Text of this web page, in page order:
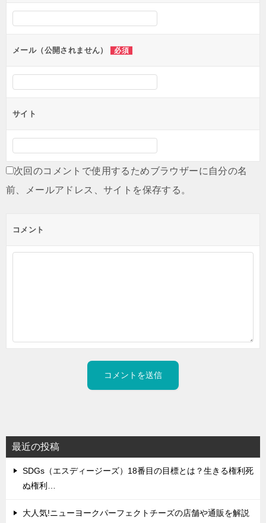
シ
ンメール（公開されません） 必須
サイト
次回のコメントで使用するためブラウザーに自分の名
前、メールアドレス、サイトを保存する。
コメント
最近の投稿
SDGs（エスディージーズ）18番目の目標とは？生きる権利死
ぬ権利…
大人気!ニューヨークパーフェクトチーズの店舗や通販を解説